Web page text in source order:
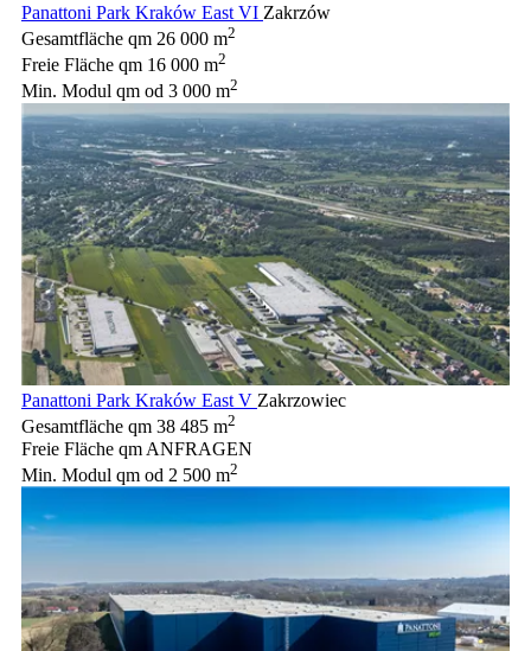
Panattoni Park Kraków East VI Zakrzów
Gesamtfläche qm 26 000 m2
Freie Fläche qm 16 000 m2
Min. Modul qm od 3 000 m2
Panattoni Park Kraków East V Zakrzowiec
Gesamtfläche qm 38 485 m2
Freie Fläche qm ANFRAGEN
Min. Modul qm od 2 500 m2